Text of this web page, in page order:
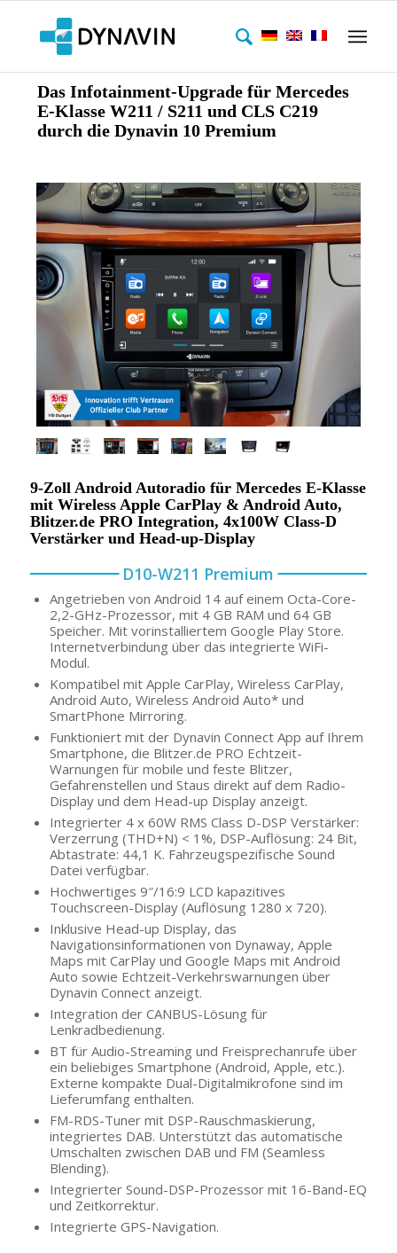
Das Infotainment-Upgrade für Mercedes
E-Klasse W211 / S211 und CLS C219
durch die Dynavin 10 Premium
9-Zoll Android Autoradio für Mercedes E-Klasse
mit Wireless Apple CarPlay & Android Auto,
Blitzer.de PRO Integration, 4x100W Class-D
Verstärker und Head-up-Display
D10-W211 Premium
Angetrieben von Android 14 auf einem Octa-Core-
2,2-GHz-Prozessor, mit 4 GB RAM und 64 GB
Speicher. Mit vorinstalliertem Google Play Store.
Internetverbindung über das integrierte WiFi-
Modul.
Kompatibel mit Apple CarPlay, Wireless CarPlay,
Android Auto, Wireless Android Auto* und
SmartPhone Mirroring.
Funktioniert mit der Dynavin Connect App auf Ihrem
Smartphone, die Blitzer.de PRO Echtzeit-
Warnungen für mobile und feste Blitzer,
Gefahrenstellen und Staus direkt auf dem Radio-
Display und dem Head-up Display anzeigt.
Integrierter 4 x 60W RMS Class D-DSP Verstärker:
Verzerrung (THD+N) < 1%, DSP-Auflösung: 24 Bit,
Abtastrate: 44,1 K. Fahrzeugspezifische Sound
Datei verfügbar.
Hochwertiges 9″/16:9 LCD kapazitives
Touchscreen-Display (Auflösung 1280 x 720).
Inklusive Head-up Display, das
Navigationsinformationen von Dynaway, Apple
Maps mit CarPlay und Google Maps mit Android
Auto sowie Echtzeit-Verkehrswarnungen über
Dynavin Connect anzeigt.
Integration der CANBUS-Lösung für
Lenkradbedienung.
BT für Audio-Streaming und Freisprechanrufe über
ein beliebiges Smartphone (Android, Apple, etc.).
Externe kompakte Dual-Digitalmikrofone sind im
Lieferumfang enthalten.
FM-RDS-Tuner mit DSP-Rauschmaskierung,
integriertes DAB. Unterstützt das automatische
Umschalten zwischen DAB und FM (Seamless
Blending).
Integrierter Sound-DSP-Prozessor mit 16-Band-EQ
und Zeitkorrektur.
Integrierte GPS-Navigation.